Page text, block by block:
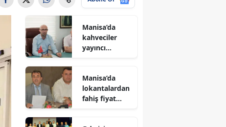
Manisa’da
kahveciler
yayıncı
edecek
Manisa’da
lokantalardan
fahiş fiyat